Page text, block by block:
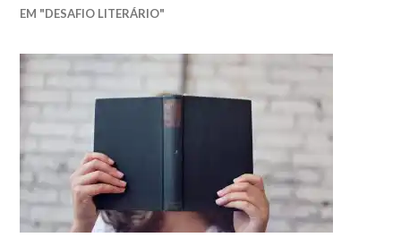
EM "DESAFIO LITERÁRIO"